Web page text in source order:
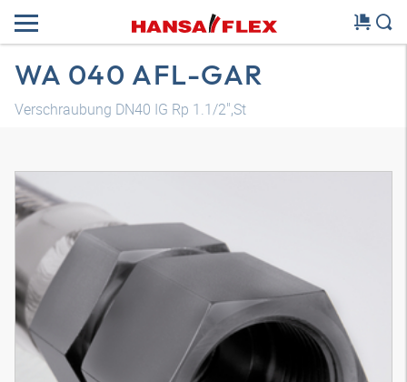
WA 040 AFL-GAR
Verschraubung DN40 IG Rp 1.1/2",St